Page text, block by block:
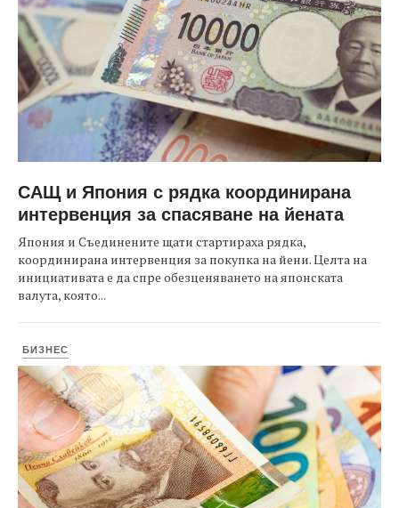
САЩ и Япония с рядка координирана
интервенция за спасяване на йената
Япония и Съединените щати стартираха рядка,
координирана интервенция за покупка на йени. Целта на
инициативата е да спре обезценяването на японската
валута, която...
БИЗНЕС